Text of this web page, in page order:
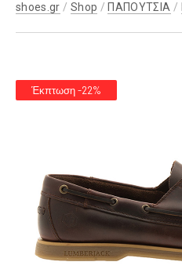
shoes.gr / Shop / ΠΑΠΟΥΤΣΙΑ /
Έκπτωση -22%